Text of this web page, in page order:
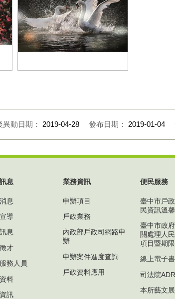
異動日期： 2019-04-28 發布日期： 2019-01-04
息
息
導
息
才
務人員
料
訊
業務資訊
申辦項目
戶政業務
內政部戶政司網路申
辦
申辦案件進度查詢
戶政資料應用
便民服務
臺中市戶
民資訊溫
臺中市政
關處理人
項目暨期
線上電子書
司法院
本所藝文